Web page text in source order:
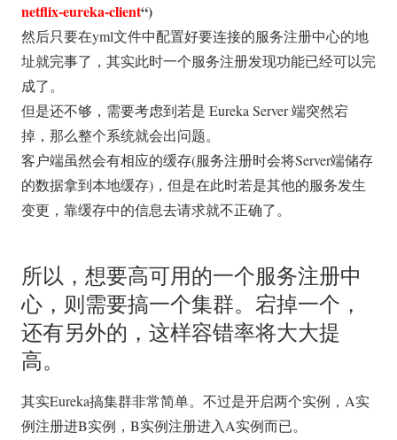
netflix-eureka-client“)
然后只要在yml文件中配置好要连接的服务注册中心的地
址就完事了，其实此时一个服务注册发现功能已经可以完
成了。
但是还不够，需要考虑到若是 Eureka Server 端突然宕
掉，那么整个系统就会出问题。
客户端虽然会有相应的缓存(服务注册时会将Server端储存
的数据拿到本地缓存)，但是在此时若是其他的服务发生
变更，靠缓存中的信息去请求就不正确了。
所以，想要高可用的一个服务注册中
心，则需要搞一个集群。宕掉一个，
还有另外的，这样容错率将大大提
高。
其实Eureka搞集群非常简单。不过是开启两个实例，A实
例注册进B实例，B实例注册进入A实例而已。